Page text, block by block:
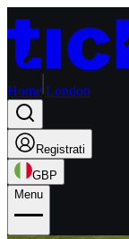
Home London
Registrati
GBP
Menu